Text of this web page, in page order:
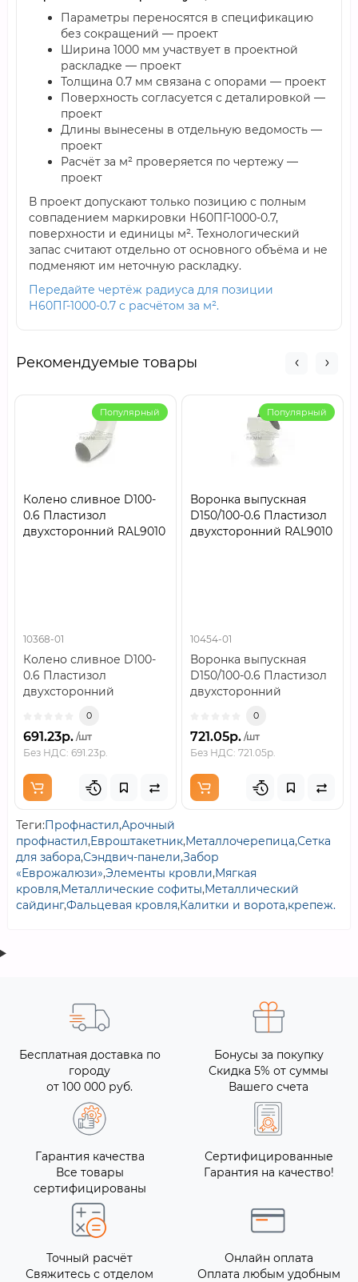
Параметры переносятся в спецификацию
без сокращений — проект
Ширина 1000 мм участвует в проектной
раскладке — проект
Толщина 0.7 мм связана с опорами — проект
Поверхность согласуется с деталировкой —
проект
Длины вынесены в отдельную ведомость —
проект
Расчёт за м² проверяется по чертежу —
проект
В проект допускают только позицию с полным
совпадением маркировки Н60ПГ-1000-0.7,
поверхности и единицы м². Технологический
запас считают отдельно от основного объёма и не
подменяют им неточную раскладку.
Передайте чертёж радиуса для позиции
Н60ПГ-1000-0.7 с расчётом за м².
Рекомендуемые товары
Популярный
Колено сливное D100-
0.6 Пластизол
двухсторонний RAL9010
10368-01
Колено сливное D100-
0.6 Пластизол
двухсторонний
0
691.23р. /шт
Без НДС: 691.23р.
Популярный
Воронка выпускная
D150/100-0.6 Пластизол
двухсторонний RAL9010
10454-01
Воронка выпускная
D150/100-0.6 Пластизол
двухсторонний
0
721.05р. /шт
Без НДС: 721.05р.
Теги:Профнастил,Арочный
профнастил,Евроштакетник,Металлочерепица,Сетка
для забора,Сэндвич-панели,Забор
«Еврожалюзи»,Элементы кровли,Мягкая
кровля,Металлические софиты,Металлический
сайдинг,Фальцевая кровля,Калитки и ворота,крепеж.
Бесплатная доставка по
городу
от 100 000 руб.
Бонусы за покупку
Скидка 5% от суммы
Вашего счета
Гарантия качества
Все товары
сертифицированы
Сертифицированные
Гарантия на качество!
Точный расчёт
Свяжитесь с отделом
Онлайн оплата
Оплата любым удобным